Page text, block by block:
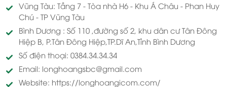
Vũng Tàu: Tầng 7 - Tòa nhà H6 - Khu Á Châu - Phan Huy
Chú - TP Vũng Tàu
Bình Dương : Số 110 ,đường số 2, khu dân cư Tân Đông
Hiệp B, P.Tân Đông Hiệp,TP.Dĩ An,Tỉnh Bình Dương
Số điện thoại: 0384.34.34.34
Email: longhoangsbc@gmail.com
Website: https://longhoangicom.com/